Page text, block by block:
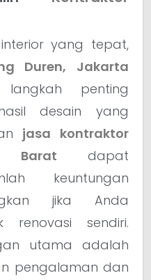
yang tepat,
Duren, Jakarta
penting
desain yang
jasa kontraktor
Barat dapat
keuntungan
jika Anda
renovasi sendiri.
utama adalah
pengalaman dan